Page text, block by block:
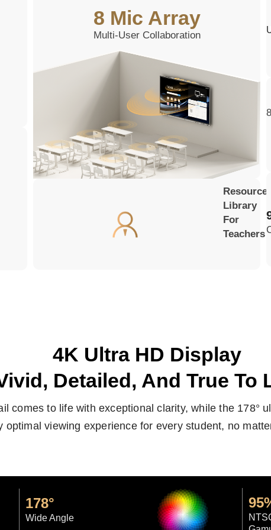
8 Mic Array
Multi-User Collaboration
Resource
Library
For
Teachers
4K Ultra HD Display
Detailed, And True To
comes to life with exceptional clarity, while the 178°
optimal viewing experience for every student, no
178°
Wide Angle